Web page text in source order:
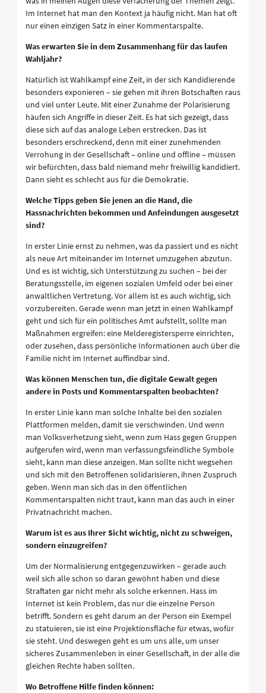
Im Internet hat man den Kontext ja häufig nicht. Man hat oft
nur einen einzigen Satz in einer Kommentarspalte.
Was erwarten Sie in dem Zusammenhang für das laufen
Wahljahr?
Natürlich ist Wahlkampf eine Zeit, in der sich Kandidierende
besonders exponieren – sie gehen mit ihren Botschaften raus
und viel unter Leute. Mit einer Zunahme der Polarisierung
häufen sich Angriffe in dieser Zeit. Es hat sich gezeigt, dass
diese sich auf das analoge Leben erstrecken. Das ist
besonders erschreckend, denn mit einer zunehmenden
Verrohung in der Gesellschaft – online und offline – müssen
wir befürchten, dass bald niemand mehr freiwillig kandidiert.
Dann sieht es schlecht aus für die Demokratie.
Welche Tipps geben Sie jenen an die Hand, die
Hassnachrichten bekommen und Anfeindungen ausgesetzt
sind?
In erster Linie ernst zu nehmen, was da passiert und es nicht
als neue Art miteinander im Internet umzugehen abzutun.
Und es ist wichtig, sich Unterstützung zu suchen – bei der
Beratungsstelle, im eigenen sozialen Umfeld oder bei einer
anwaltlichen Vertretung. Vor allem ist es auch wichtig, sich
vorzubereiten. Gerade wenn man jetzt in einen Wahlkampf
geht und sich für ein politisches Amt aufstellt, sollte man
Maßnahmen ergreifen: eine Melderegistersperre einrichten,
oder zusehen, dass persönliche Informationen auch über die
Familie nicht im Internet auffindbar sind.
Was können Menschen tun, die digitale Gewalt gegen
andere in Posts und Kommentarspalten beobachten?
In erster Linie kann man solche Inhalte bei den sozialen
Plattformen melden, damit sie verschwinden. Und wenn
man Volksverhetzung sieht, wenn zum Hass gegen Gruppen
aufgerufen wird, wenn man verfassungsfeindliche Symbole
sieht, kann man diese anzeigen. Man sollte nicht wegsehen
und sich mit den Betroffenen solidarisieren, ihnen Zuspruch
geben. Wenn man sich das in den öffentlichen
Kommentarspalten nicht traut, kann man das auch in einer
Privatnachricht machen.
Warum ist es aus Ihrer Sicht wichtig, nicht zu schweigen,
sondern einzugreifen?
Um der Normalisierung entgegenzuwirken – gerade auch
weil sich alle schon so daran gewöhnt haben und diese
Straftaten gar nicht mehr als solche erkennen. Hass im
Internet ist kein Problem, das nur die einzelne Person
betrifft. Sondern es geht darum an der Person ein Exempel
zu statuieren, sie ist eine Projektionsfläche für etwas, wofür
sie steht. Und deswegen geht es um uns alle, um unser
sicheres Zusammenleben in einer Gesellschaft, in der alle die
gleichen Rechte haben sollten.
Wo Betroffene Hilfe finden können: